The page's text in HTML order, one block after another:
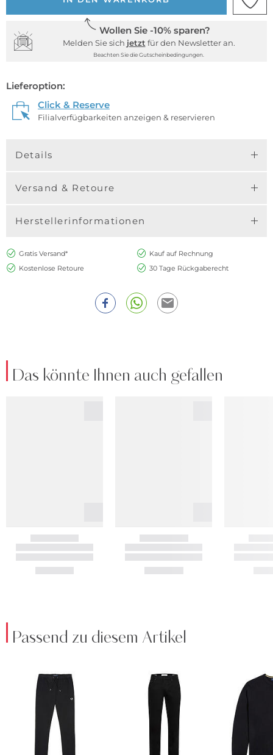
Wollen Sie -10% sparen?
Melden Sie sich jetzt für den Newsletter an.
Beachten Sie die Gutscheinbedingungen.
Lieferoption:
Click & Reserve
Filialverfügbarkeiten anzeigen & reservieren
Details
Versand & Retoure
Herstellerinformationen
Gratis Versand*
Kauf auf Rechnung
Kostenlose Retoure
30 Tage Rückgaberecht
Das könnte Ihnen auch gefallen
Passend zu diesem Artikel